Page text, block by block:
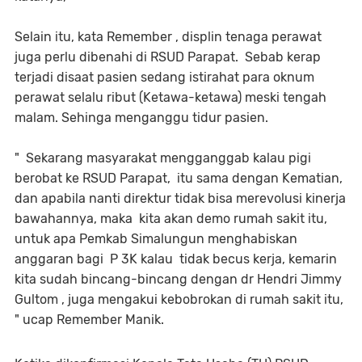
Selain itu, kata Remember , displin tenaga perawat
juga perlu dibenahi di RSUD Parapat. Sebab kerap
terjadi disaat pasien sedang istirahat para oknum
perawat selalu ribut (Ketawa-ketawa) meski tengah
malam. Sehinga menganggu tidur pasien.
" Sekarang masyarakat mengganggab kalau pigi
berobat ke RSUD Parapat, itu sama dengan Kematian,
dan apabila nanti direktur tidak bisa merevolusi kinerja
bawahannya, maka kita akan demo rumah sakit itu,
untuk apa Pemkab Simalungun menghabiskan
anggaran bagi P 3K kalau tidak becus kerja, kemarin
kita sudah bincang-bincang dengan dr Hendri Jimmy
Gultom , juga mengakui kebobrokan di rumah sakit itu,
" ucap Remember Manik.